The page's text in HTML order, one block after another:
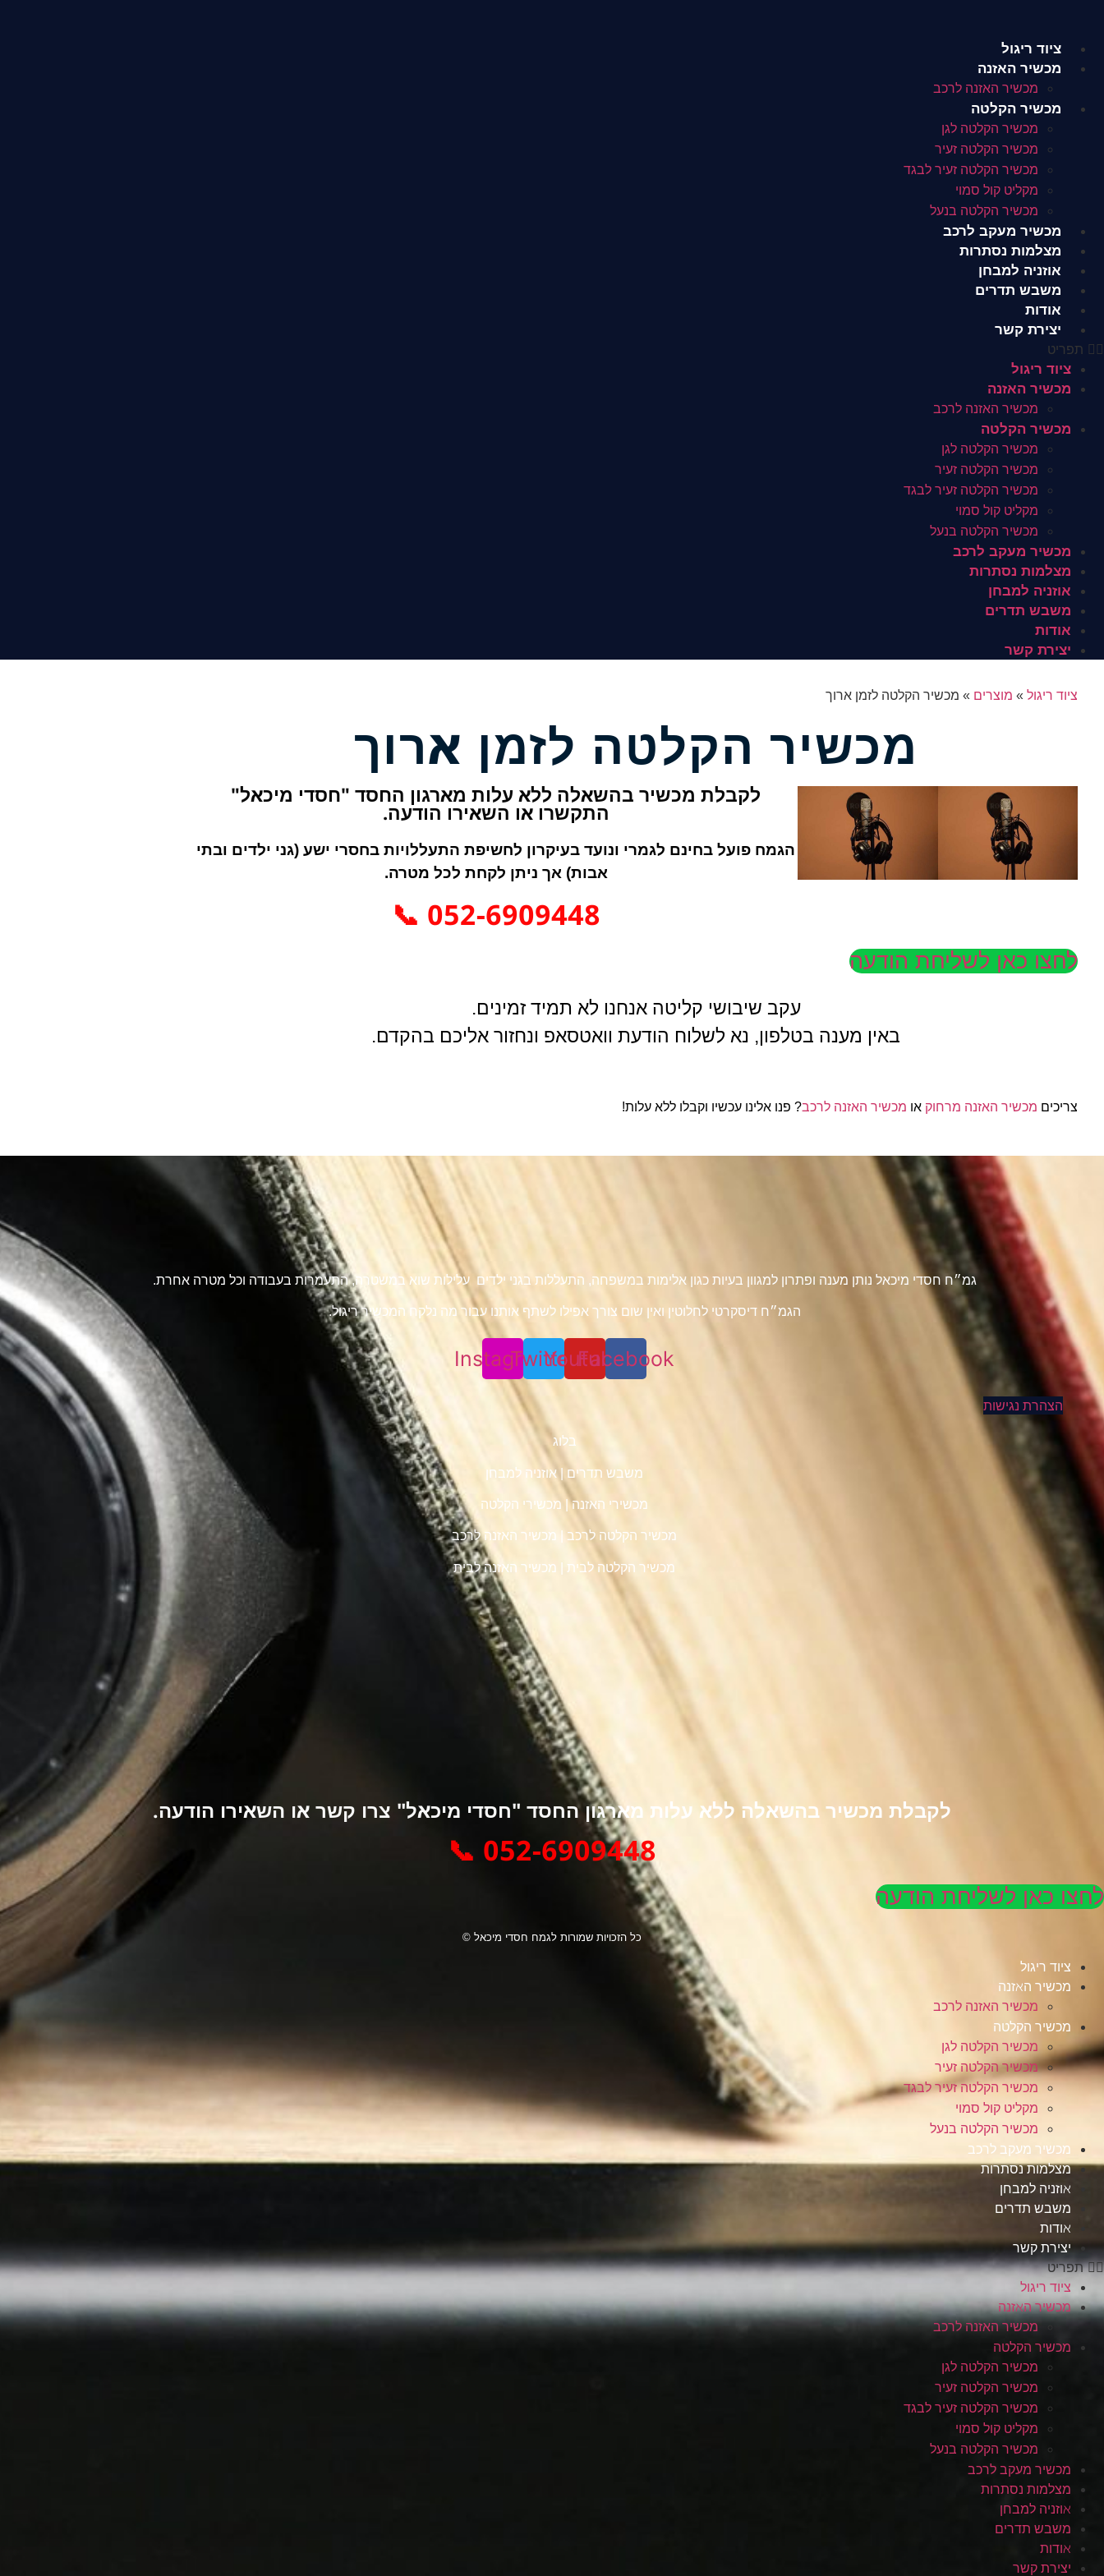
ציוד ריגול
מכשיר האזנה
מכשיר האזנה לרכב
מכשיר הקלטה
מכשיר הקלטה לגן
מכשיר הקלטה זעיר
מכשיר הקלטה זעיר לבגד
מקליט קול סמוי
מכשיר הקלטה בנעל
מכשיר מעקב לרכב
מצלמות נסתרות
אוזניה למבחן
משבש תדרים
אודות
יצירת קשר
תפריט
ציוד ריגול
מכשיר האזנה
מכשיר האזנה לרכב
מכשיר הקלטה
מכשיר הקלטה לגן
מכשיר הקלטה זעיר
מכשיר הקלטה זעיר לבגד
מקליט קול סמוי
מכשיר הקלטה בנעל
מכשיר מעקב לרכב
מצלמות נסתרות
אוזניה למבחן
משבש תדרים
אודות
יצירת קשר
ציוד ריגול » מוצרים » מכשיר הקלטה לזמן ארוך
מכשיר הקלטה לזמן ארוך
לקבלת מכשיר בהשאלה ללא עלות מארגון החסד "חסדי מיכאל"
התקשרו או השאירו הודעה.
הגמח פועל בחינם לגמרי ונועד בעיקרון לחשיפת התעללויות בחסרי ישע (גני ילדים ובתי
אבות) אך ניתן לקחת לכל מטרה.
052-6909448 📞
לחצו כאן לשליחת הודעה
עקב שיבושי קליטה אנחנו לא תמיד זמינים.
באין מענה בטלפון, נא לשלוח הודעת וואטסאפ ונחזור אליכם בהקדם.
צריכים מכשיר האזנה מרחוק או מכשיר האזנה לרכב? פנו אלינו עכשיו וקבלו ללא עלות!
גמ״ח חסדי מיכאל נותן מענה ופתרון למגוון בעיות כגון אלימות במשפחה, התעללות בגני ילדים עלילות שוא במשטרה, התעמרות בעבודה וכל מטרה אחרת.
הגמ״ח דיסקרטי לחלוטין ואין שום צורך אפילו לשתף אותנו עבור מה נלקח המכשיר ריגול.
Facebook
Youtube
Twitter
Instagram
הצהרת נגישות
בלוג
משבש תדרים אוזניה למבחן
מכשירי האזנה| מכשירי הקלטה
מכשיר הקלטה לרכב מכשיר האזנה לרכב
מכשיר הקלטה לבית מכשיר האזנה לבית
לקבלת מכשיר בהשאלה ללא עלות מארגון החסד "חסדי מיכאל" צרו קשר או השאירו הודעה.
052-6909448 📞
לחצו כאן לשליחת הודעה
כל הזכויות שמורות לגמח חסדי מיכאל ©
ציוד ריגול
מכשיר האזנה
מכשיר האזנה לרכב
מכשיר הקלטה
מכשיר הקלטה לגן
מכשיר הקלטה זעיר
מכשיר הקלטה זעיר לבגד
מקליט קול סמוי
מכשיר הקלטה בנעל
מכשיר מעקב לרכב
מצלמות נסתרות
אוזניה למבחן
משבש תדרים
אודות
יצירת קשר
תפריט
ציוד ריגול
מכשיר האזנה
מכשיר האזנה לרכב
מכשיר הקלטה
מכשיר הקלטה לגן
מכשיר הקלטה זעיר
מכשיר הקלטה זעיר לבגד
מקליט קול סמוי
מכשיר הקלטה בנעל
מכשיר מעקב לרכב
מצלמות נסתרות
אוזניה למבחן
משבש תדרים
אודות
יצירת קשר